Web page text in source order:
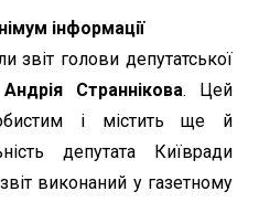
інформації
звіт голови депутатської
Андрія Страннікова. Цей
і містить ще й
депутата Київради
виконаний у газетному